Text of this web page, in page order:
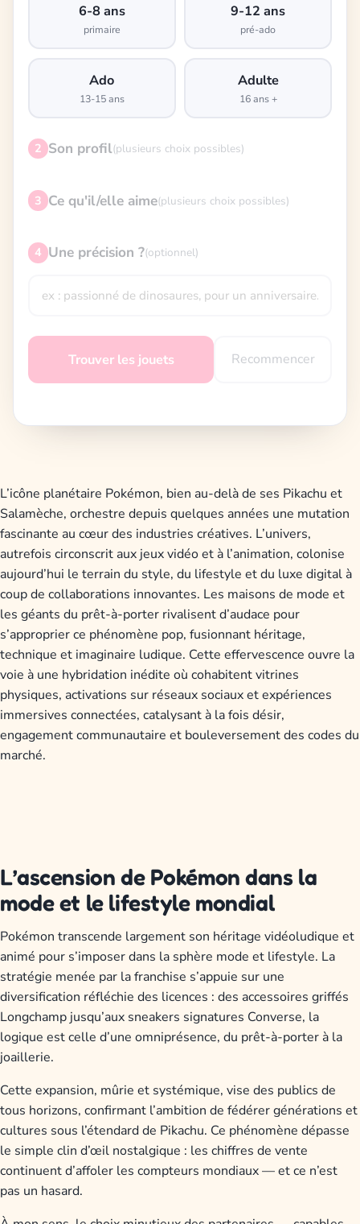
6-8 ans
primaire
9-12 ans
pré-ado
Ado
13-15 ans
Adulte
16 ans +
2 Son profil(plusieurs choix possibles)
3 Ce qu'il/elle aime(plusieurs choix possibles)
4 Une précision ?(optionnel)
Trouver les jouets Recommencer
L’icône planétaire Pokémon, bien au-delà de ses Pikachu et
Salamèche, orchestre depuis quelques années une mutation
fascinante au cœur des industries créatives. L’univers,
autrefois circonscrit aux jeux vidéo et à l’animation, colonise
aujourd’hui le terrain du style, du lifestyle et du luxe digital à
coup de collaborations innovantes. Les maisons de mode et
les géants du prêt-à-porter rivalisent d’audace pour
s’approprier ce phénomène pop, fusionnant héritage,
technique et imaginaire ludique. Cette effervescence ouvre la
voie à une hybridation inédite où cohabitent vitrines
physiques, activations sur réseaux sociaux et expériences
immersives connectées, catalysant à la fois désir,
engagement communautaire et bouleversement des codes du
marché.
L’ascension de Pokémon dans la
mode et le lifestyle mondial
Pokémon transcende largement son héritage vidéoludique et
animé pour s’imposer dans la sphère mode et lifestyle. La
stratégie menée par la franchise s’appuie sur une
diversification réfléchie des licences : des accessoires griffés
Longchamp jusqu’aux sneakers signatures Converse, la
logique est celle d’une omniprésence, du prêt-à-porter à la
joaillerie.
Cette expansion, mûrie et systémique, vise des publics de
tous horizons, confirmant l’ambition de fédérer générations et
cultures sous l’étendard de Pikachu. Ce phénomène dépasse
le simple clin d’œil nostalgique : les chiffres de vente
continuent d’affoler les compteurs mondiaux — et ce n’est
pas un hasard.